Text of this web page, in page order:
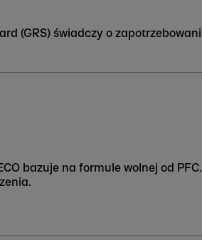
(GRS) świadczy o
bazuje na formule wolnej od